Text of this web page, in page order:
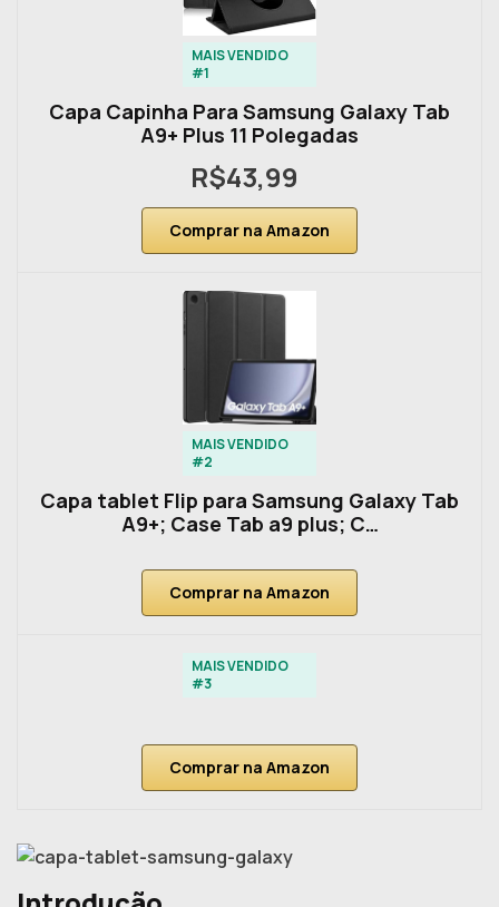
MAIS VENDIDO
#1
Capa Capinha Para Samsung Galaxy Tab
A9+ Plus 11 Polegadas
R$43,99
Comprar na Amazon
MAIS VENDIDO
#2
Capa tablet Flip para Samsung Galaxy Tab
A9+; Case Tab a9 plus; C…
Comprar na Amazon
MAIS VENDIDO
#3
Comprar na Amazon